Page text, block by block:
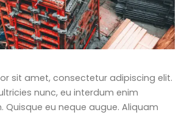
sit amet, consectetur adipiscing elit.
nunc, eu interdum enim
Quisque eu neque augue. Aliquam